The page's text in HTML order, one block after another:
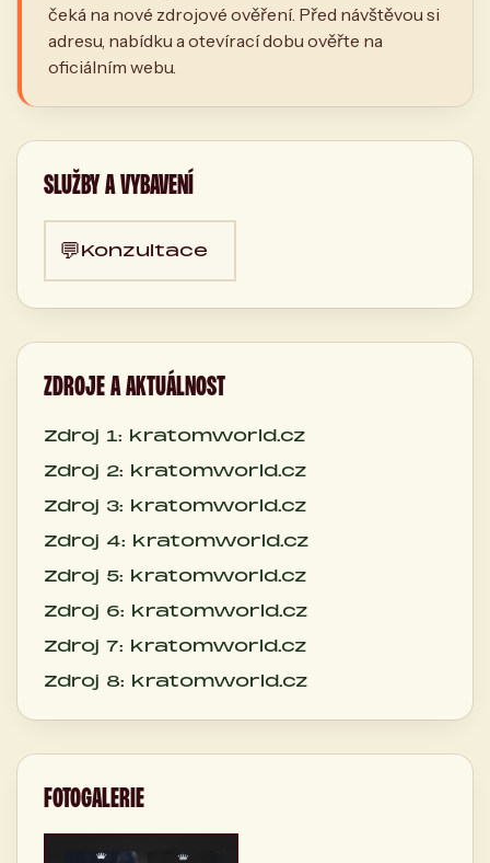
čeká na nové zdrojové ověření. Před návštěvou si
adresu, nabídku a otevírací dobu ověřte na
oficiálním webu.
SLUŽBY A VYBAVENÍ
💬Konzultace
ZDROJE A AKTUÁLNOST
Zdroj 1: kratomworld.cz
Zdroj 2: kratomworld.cz
Zdroj 3: kratomworld.cz
Zdroj 4: kratomworld.cz
Zdroj 5: kratomworld.cz
Zdroj 6: kratomworld.cz
Zdroj 7: kratomworld.cz
Zdroj 8: kratomworld.cz
FOTOGALERIE